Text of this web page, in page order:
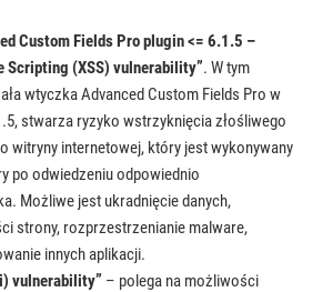
Custom Fields Pro plugin <= 6.1.5 –
Scripting (XSS) vulnerability”. W tym
wtyczka Advanced Custom Fields Pro w
stwarza ryzyko wstrzyknięcia złośliwego
witryny internetowej, który jest wykonywany
po odwiedzeniu odpowiednio
Możliwe jest ukradnięcie danych,
strony, rozprzestrzenianie malware,
innych aplikacji.
vulnerability” – polega na możliwości